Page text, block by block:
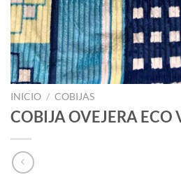
INICIO / COBIJAS
COBIJA OVEJERA ECO